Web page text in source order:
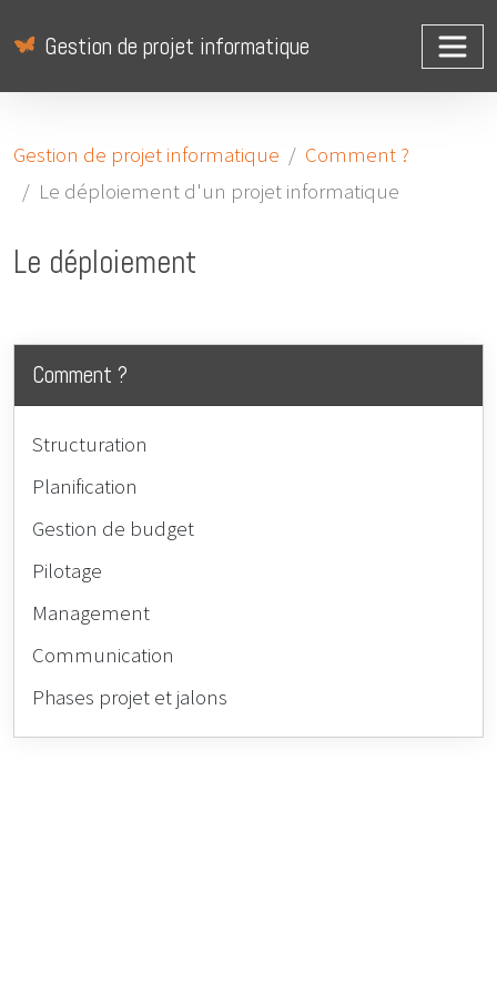
Gestion de projet informatique
Gestion de projet informatique
Comment ?
Le déploiement d'un projet informatique
Le déploiement
Comment ?
Structuration
Planification
Gestion de budget
Pilotage
Management
Communication
Phases projet et jalons